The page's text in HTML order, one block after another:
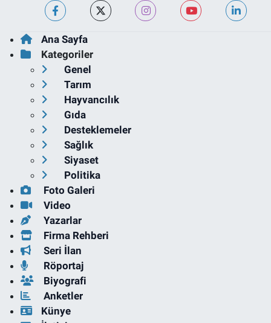
Ana Sayfa
Kategoriler
Genel
Tarım
Hayvancılık
Gıda
Desteklemeler
Sağlık
Siyaset
Politika
Foto Galeri
Video
Yazarlar
Firma Rehberi
Seri İlan
Röportaj
Biyografi
Anketler
Künye